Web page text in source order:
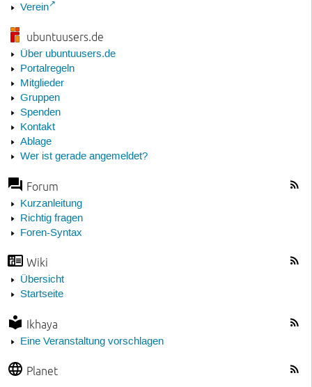
Verein
ubuntuusers.de
Über ubuntuusers.de
Portalregeln
Mitglieder
Gruppen
Spenden
Kontakt
Ablage
Wer ist gerade angemeldet?
Forum
Kurzanleitung
Richtig fragen
Foren-Syntax
Wiki
Übersicht
Startseite
Ikhaya
Eine Veranstaltung vorschlagen
Planet